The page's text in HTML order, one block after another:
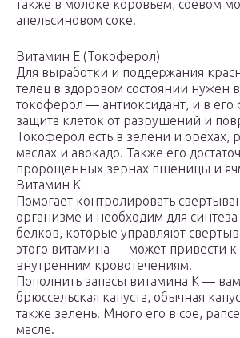
также в молоке коровьем, соевом
апельсиновом соке.
Витамин Е (Токоферол)
Для выработки и поддержания
телец в здоровом состоянии нужен
токоферол — антиоксидант, и в его
защита клеток от разрушений и
Токоферол есть в зелени и орехах,
маслах и авокадо. Также его
пророщенных зернах пшеницы и
Витамин K
Помогает контролировать
организме и необходим для
белков, которые управляют
этого витамина — может привести
внутренним кровотечениям.
Пополнить запасы витамина K —
брюссельская капуста, обычная
также зелень. Много его в сое,
масле.